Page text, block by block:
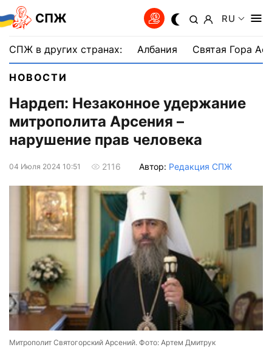
СПЖ RU
СПЖ в других странах: Албания Святая Гора
НОВОСТИ
Нардеп: Незаконное удержание
митрополита Арсения –
нарушение прав человека
04 Июля 2024 10:51 2116 Автор: Редакция СПЖ
Митрополит Святогорский Арсений. Фото: Артем Дмитрук